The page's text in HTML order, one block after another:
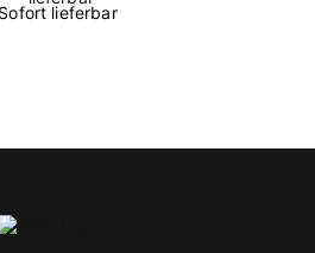
Sofort lieferbar